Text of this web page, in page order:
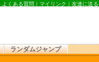
よくある質問 ｜ マイリンク ｜ 友達に送る
ランダムジャンプ